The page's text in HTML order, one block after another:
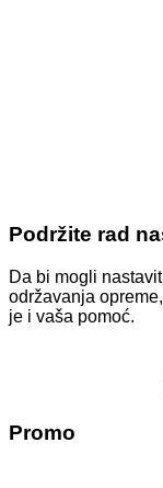
Podržite rad
Da bi mogli
održavanja
je i vaša pomoć.
Promo